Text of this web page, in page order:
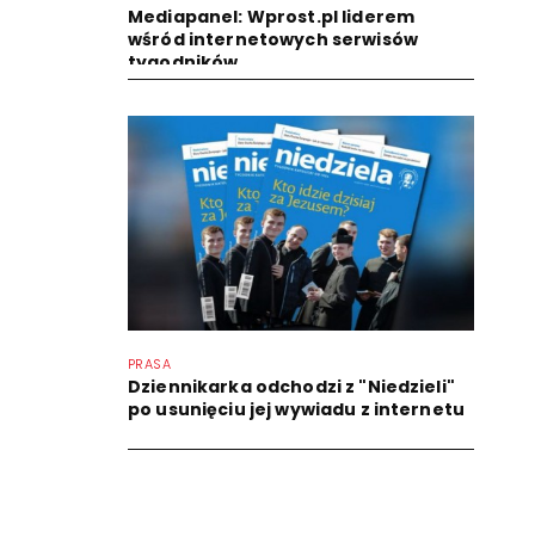
Mediapanel: Wprost.pl liderem
wśród internetowych serwisów
tygodników
PRASA
Dziennikarka odchodzi z "Niedzieli"
po usunięciu jej wywiadu z internetu